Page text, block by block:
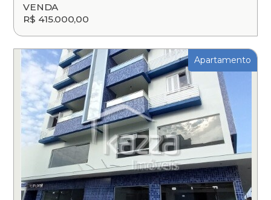
VENDA
R$ 415.000,00
Apartamento